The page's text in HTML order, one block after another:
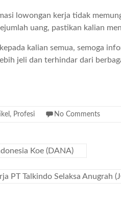
lowongan kerja tidak
uang, pastikan kalian
kalian semua, semoga
jeli dan terhindar dari
, Profesi No Comments
Koe (DANA)
PT Talkindo Selaksa Anugrah